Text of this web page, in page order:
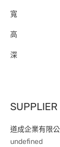
寬
高
深
道成企業有限
undefined